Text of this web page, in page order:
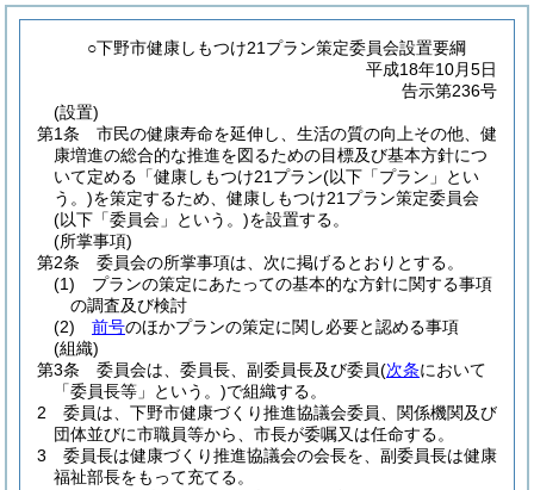
○下野市健康しもつけ21プラン策定委員会設置要綱
平成18年10月5日
告示第236号
(設置)
第1条
市民の健康寿命を延伸し、生活の質の向上その他、健
康増進の総合的な推進を図るための目標及び基本方針につ
いて定める「健康しもつけ21プラン(以下「プラン」とい
う。)を策定するため、健康しもつけ21プラン策定委員会
(以下「委員会」という。)を設置する。
(所掌事項)
第2条
委員会の所掌事項は、次に掲げるとおりとする。
(1)
プランの策定にあたっての基本的な方針に関する事項
の調査及び検討
(2)
前号のほかプランの策定に関し必要と認める事項
(組織)
第3条
委員会は、委員長、副委員長及び委員(次条において
「委員長等」という。)で組織する。
2
委員は、下野市健康づくり推進協議会委員、関係機関及び
団体並びに市職員等から、市長が委嘱又は任命する。
3
委員長は健康づくり推進協議会の会長を、副委員長は健康
福祉部長をもって充てる。